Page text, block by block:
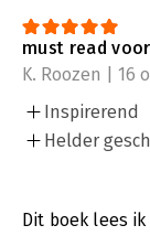
must read
K. Roozen | 16
Inspirerend
Helder
Dit boek lees